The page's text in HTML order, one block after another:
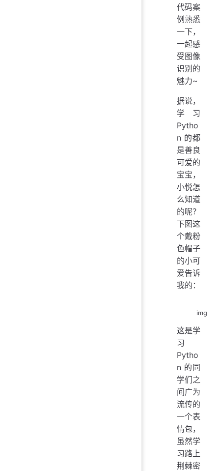
代码案
例熟悉
一下，
一起感
受图像
识别的
魅力~
据说，
学习
Pytho
n 的都
是善良
可爱的
宝宝，
小悦怎
么知道
的呢？
下图这
个戴粉
色帽子
的小可
爱告诉
我的：
img
这是学
习
Pytho
n 的同
学们之
间广为
流传的
一个表
情包，
虽然学
习路上
荆棘密